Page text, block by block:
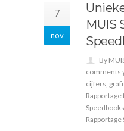
7
nov
MUIS
By
comments
cijfers,
Rapportage